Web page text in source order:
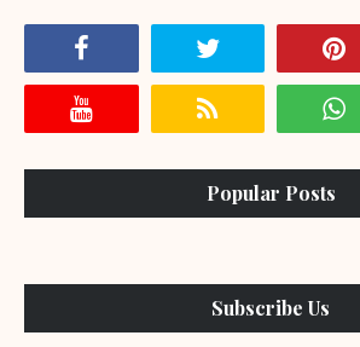
Popular Posts
Subscribe Us